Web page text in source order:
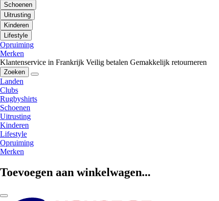
Schoenen
Uitrusting
Kinderen
Lifestyle
Opruiming
Merken
Klantenservice in Frankrijk Veilig betalen Gemakkelijk retourneren
Zoeken
Landen
Clubs
Rugbyshirts
Schoenen
Uitrusting
Kinderen
Lifestyle
Opruiming
Merken
Toevoegen aan winkelwagen...